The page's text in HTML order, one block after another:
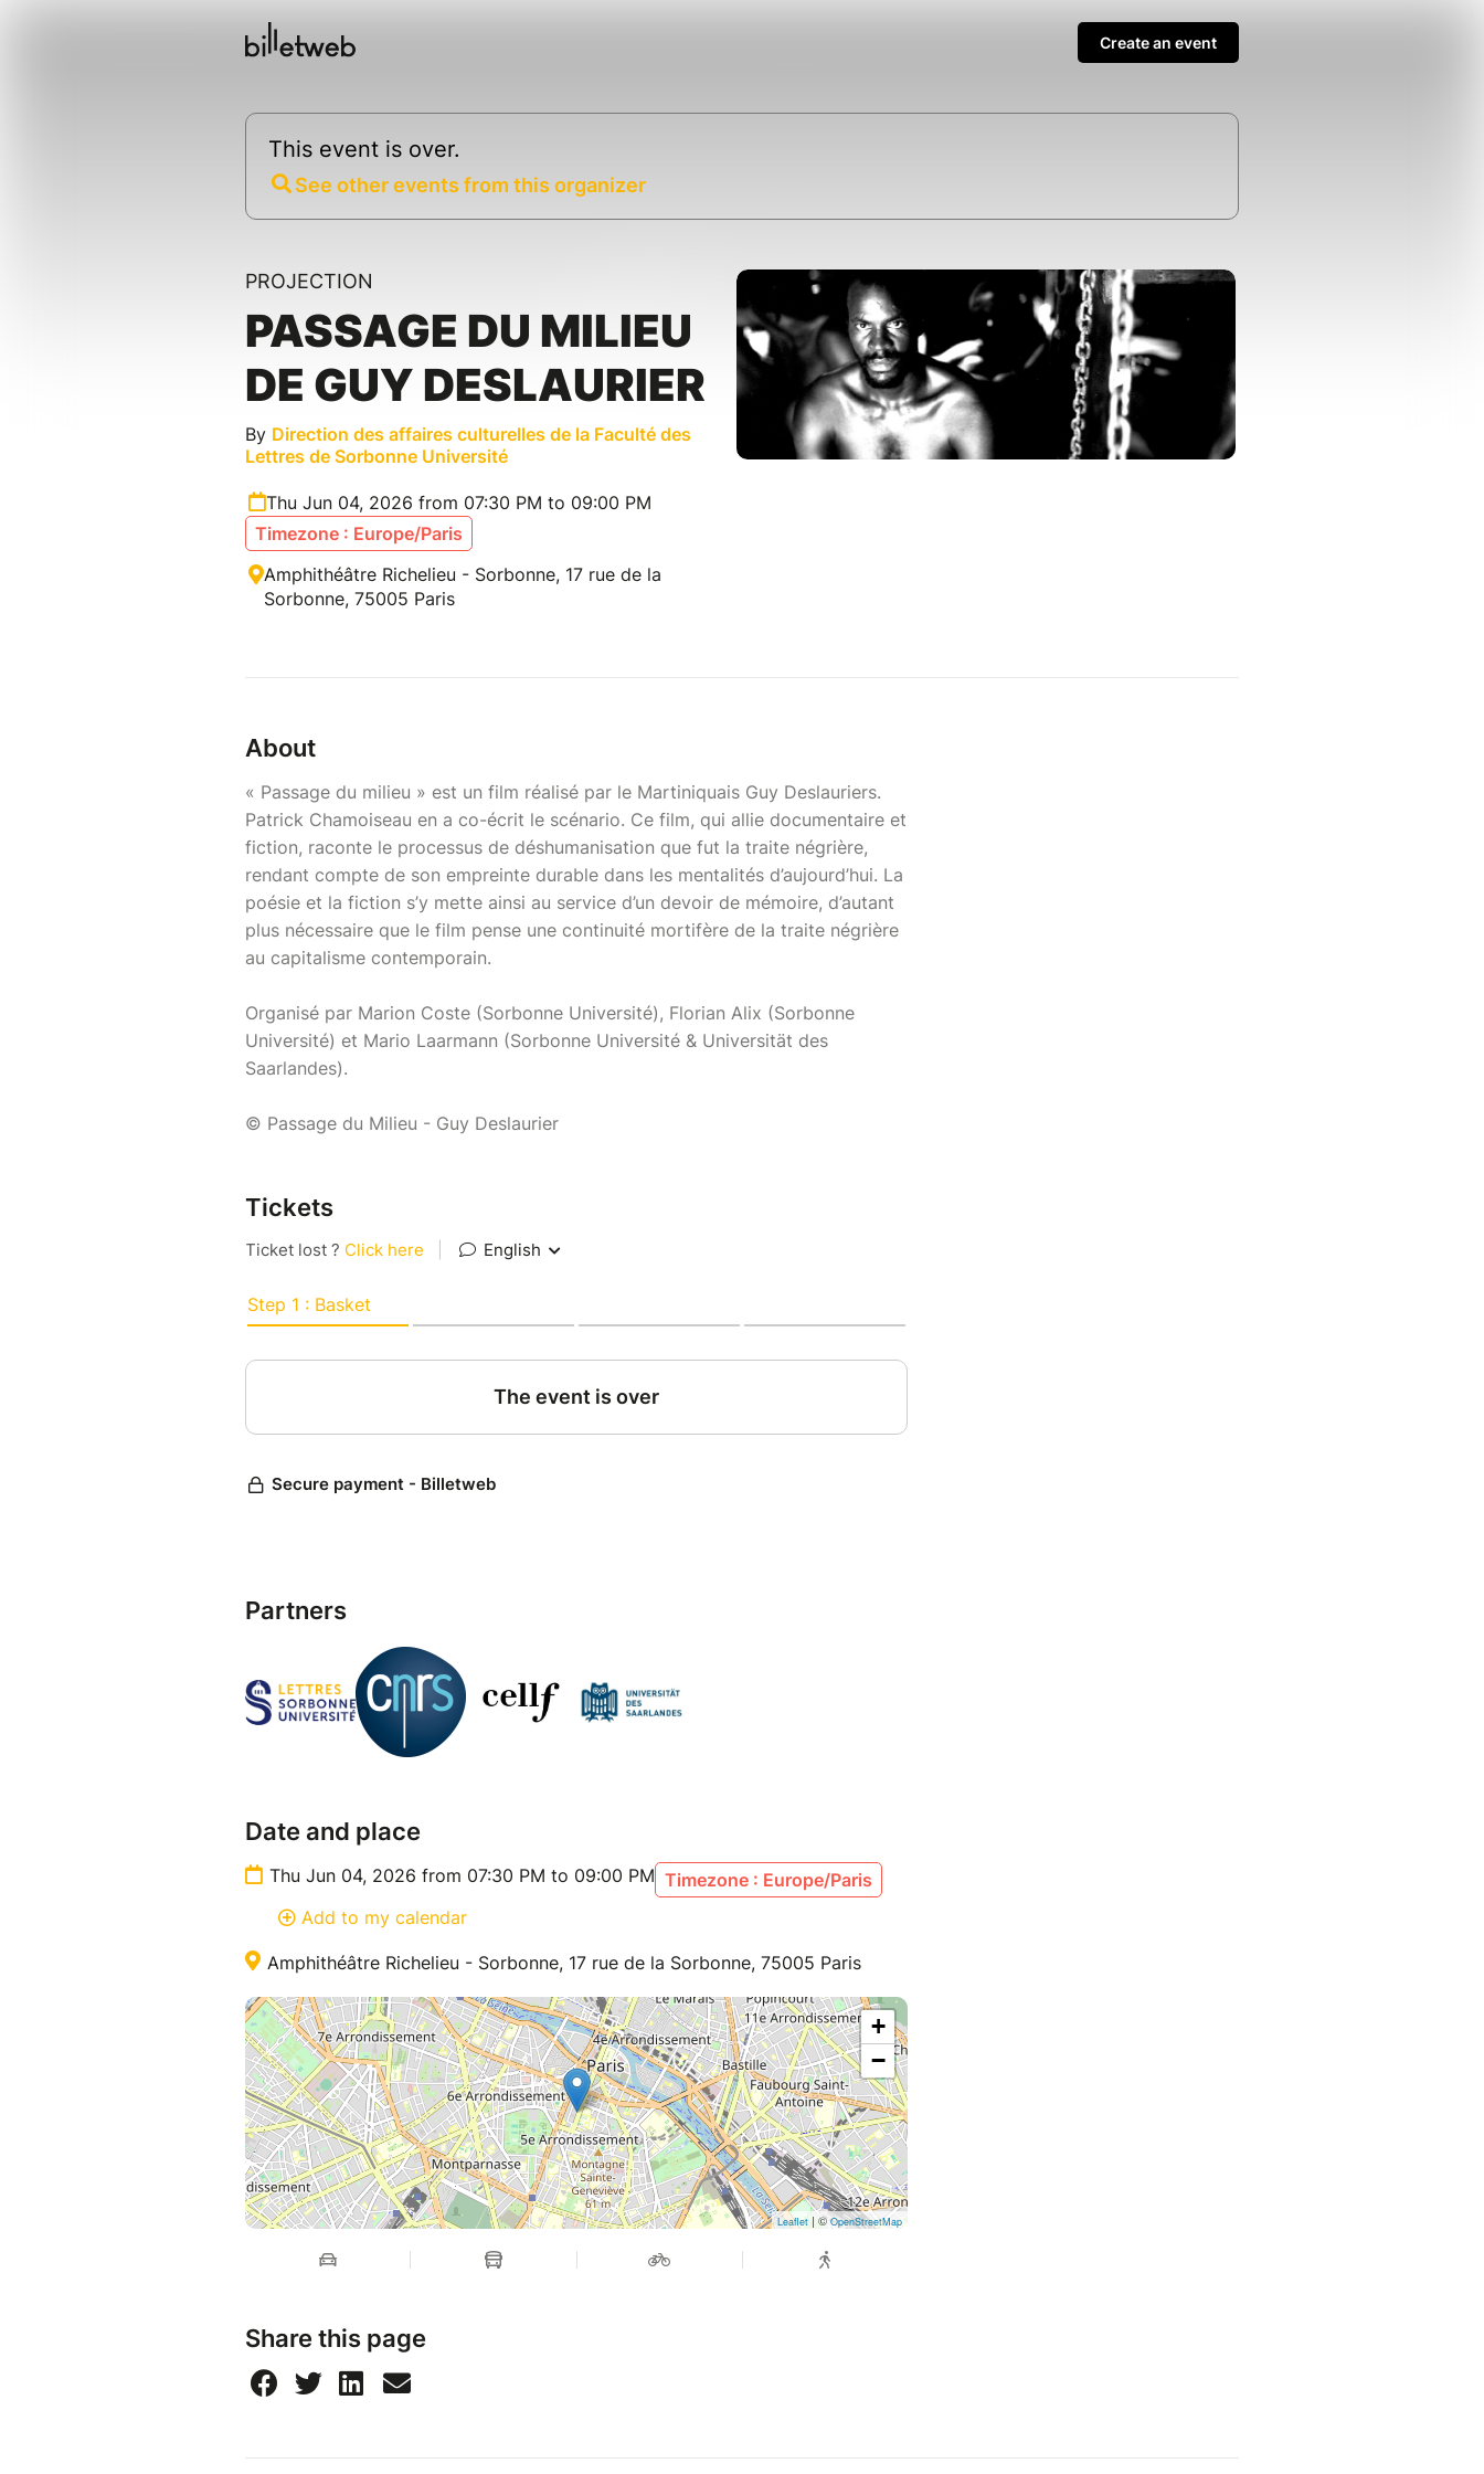
Create an event
This event is over.
See other events from this organizer
PROJECTION
PASSAGE DU MILIEU
DE GUY DESLAURIER
By Direction des affaires culturelles de la Faculté des
Lettres de Sorbonne Université
Thu Jun 04, 2026 from 07:30 PM to 09:00 PM
Timezone : Europe/Paris
Amphithéâtre Richelieu - Sorbonne, 17 rue de la
Sorbonne, 75005 Paris
About
« Passage du milieu » est un film réalisé par le Martiniquais Guy Deslauriers.
Patrick Chamoiseau en a co-écrit le scénario. Ce film, qui allie documentaire et
fiction, raconte le processus de déshumanisation que fut la traite négrière,
rendant compte de son empreinte durable dans les mentalités d’aujourd’hui. La
poésie et la fiction s’y mette ainsi au service d’un devoir de mémoire, d’autant
plus nécessaire que le film pense une continuité mortifère de la traite négrière
au capitalisme contemporain.
Organisé par Marion Coste (Sorbonne Université), Florian Alix (Sorbonne
Université) et Mario Laarmann (Sorbonne Université & Universität des
Saarlandes).
© Passage du Milieu - Guy Deslaurier
Tickets
Partners
Date and place
Thu Jun 04, 2026 from 07:30 PM to 09:00 PM Timezone : Europe/Paris
Add to my calendar
Amphithéâtre Richelieu - Sorbonne, 17 rue de la Sorbonne, 75005 Paris
+
−
Leaflet | ©OpenStreetMap
Share this page